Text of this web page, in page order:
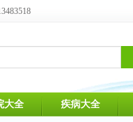
大全 疾病大全